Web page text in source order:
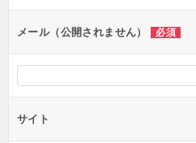
メール（公開されません） 必須
サイト